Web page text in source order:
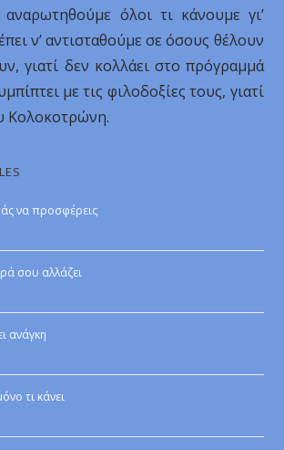
όλοι τι κάνουμε γι’
ν’ αντισταθούμε σε όσους θέλουν
γιατί δεν κολλάει στο πρόγραμμά
με τις φιλοδοξίες τους, γιατί
Κολοκοτρώνη.
να προσφέρεις
σου αλλάζει
ανάγκη
τι κάνει